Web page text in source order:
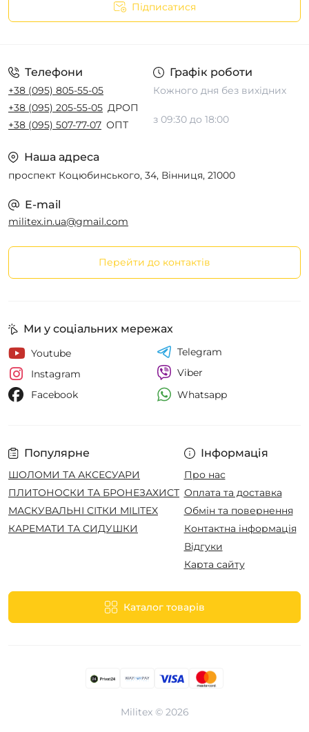
Підписатися
Телефони
+38 (095) 805-55-05
+38 (095) 205-55-05 ДРОП
+38 (095) 507-77-07 ОПТ
Графік роботи
Кожного дня без вихідних
з 09:30 до 18:00
Наша адреса
проспект Коцюбинського, 34, Вінниця, 21000
E-mail
militex.in.ua@gmail.com
Перейти до контактів
Популярне
ШОЛОМИ ТА АКСЕСУАРИ
ПЛИТОНОСКИ ТА БРОНЕЗАХИСТ
МАСКУВАЛЬНІ СІТКИ MILITEX
КАРЕМАТИ ТА СИДУШКИ
Інформація
Про нас
Оплата та доставка
Обмін та повернення
Контактна інформація
Відгуки
Карта сайту
Каталог товарів
Ми у соціальних мережах
Youtube
Instagram
Facebook
Telegram
Viber
Whatsapp
Militex © 2026